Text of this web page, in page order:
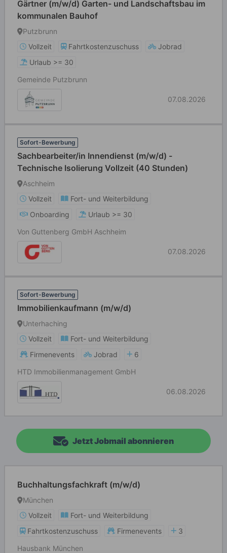
Gärtner (m/w/d) Garten- und Landschaftsbau im
kommunalen Bauhof
Putzbrunn
Vollzeit
Fahrtkostenzuschuss
Jobrad
Urlaub >= 30
Gemeinde Putzbrunn
07.08.2026
Sofort-Bewerbung
Sachbearbeiter/in Innendienst (m/w/d) -
Technische Isolierung Vollzeit (40 Stunden)
Aschheim
Vollzeit
Fort- und Weiterbildung
Onboarding
Urlaub >= 30
Von Guttenberg GmbH Aschheim
07.08.2026
Sofort-Bewerbung
Immobilienkaufmann (m/w/d)
Unterhaching
Vollzeit
Fort- und Weiterbildung
Firmenevents
Jobrad
6
HTD Immobilienmanagement GmbH
06.08.2026
Jetzt Jobmail abonnieren
Buchhaltungsfachkraft (m/w/d)
München
Vollzeit
Fort- und Weiterbildung
Fahrtkostenzuschuss
Firmenevents
3
Hausbank München